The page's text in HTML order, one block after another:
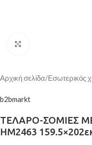
Αρχική σελίδα/Εσωτερικός
b2bmarkt
ΤΕΛΑΡΟ-ΣΟΜΙΕΣ
HM2463